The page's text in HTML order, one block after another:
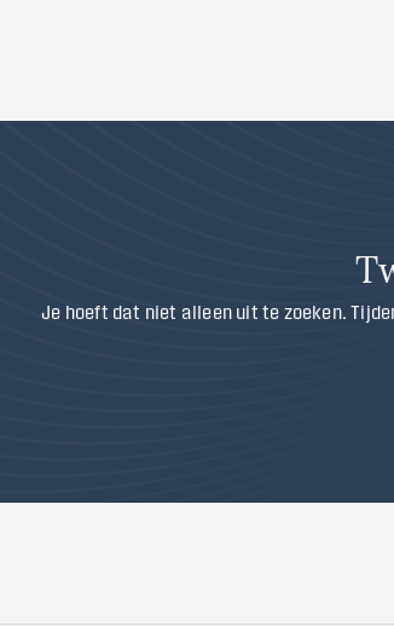
T
Je hoeft dat niet alleen uit te zoeken.